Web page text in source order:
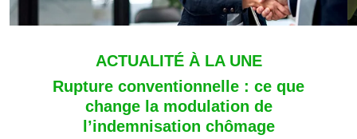
ACTUALITÉ À LA UNE
Rupture conventionnelle : ce que
change la modulation de
l’indemnisation chômage